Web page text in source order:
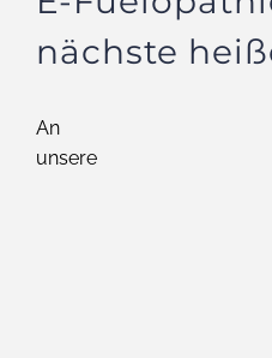
nächste
An
unsere